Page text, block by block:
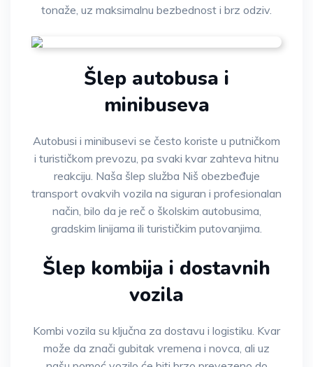
tonaže, uz maksimalnu bezbednost i brz odziv.
Šlep autobusa i
minibuseva
Autobusi i minibusevi se često koriste u putničkom
i turističkom prevozu, pa svaki kvar zahteva hitnu
reakciju. Naša šlep služba Niš obezbeđuje
transport ovakvih vozila na siguran i profesionalan
način, bilo da je reč o školskim autobusima,
gradskim linijama ili turističkim putovanjima.
Šlep kombija i dostavnih
vozila
Kombi vozila su ključna za dostavu i logistiku. Kvar
može da znači gubitak vremena i novca, ali uz